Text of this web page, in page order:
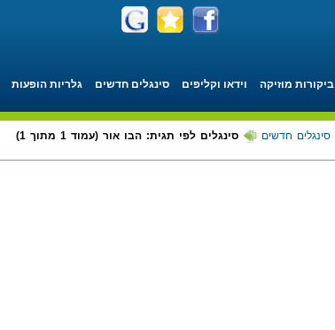
ביקורות מוזיקה וידאו וקליפים סינגלים חדשים גלריות הופעות
סינגלים חדשים סינגלים לפי תגית: הבו אור (עמוד 1 מתוך 1)